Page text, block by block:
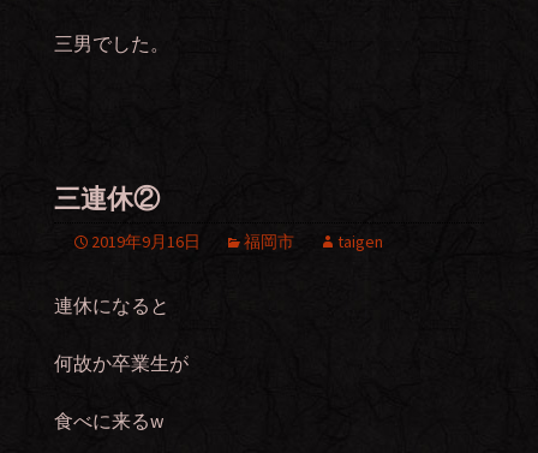
三男でした。
三連休②
2019年9月16日 福岡市 taigen
連休になると
何故か卒業生が
食べに来るw